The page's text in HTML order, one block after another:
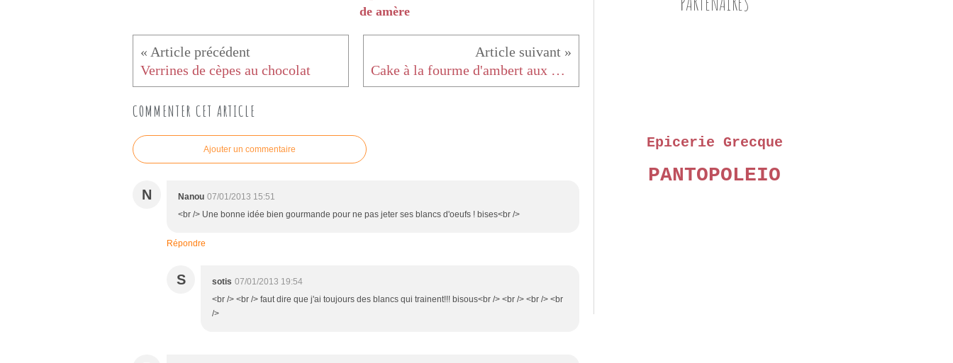
de amère
Verrines de cèpes au chocolat Cake à la fourme d'ambert aux pommes et aux noisettes
COMMENTER CET ARTICLE
Ajouter un commentaire
N Nanou 07/01/2013 15:51
<br /> Une bonne idée bien gourmande pour ne pas jeter ses blancs d'oeufs ! bises<br />
Répondre
S sotis 07/01/2013 19:54
<br /> <br /> faut dire que j'ai toujours des blancs qui trainent!!! bisous<br /> <br /> <br /> <br
/>
Epicerie Grecque
PANTOPOLEIO